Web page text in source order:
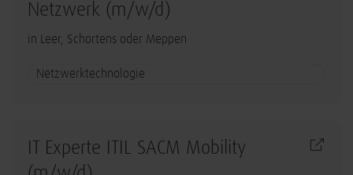
Netzwerk (m/w/d)
in Leer, Schortens oder Meppen
Netzwerktechnologie
IT Experte ITIL SACM Mobility